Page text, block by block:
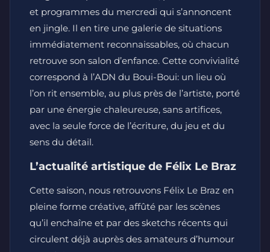
et programmes du mercredi qui s’annoncent
en jingle. Il en tire une galerie de situations
immédiatement reconnaissables, où chacun
retrouve son salon d’enfance. Cette convivialité
correspond à l’ADN du Boui-Boui: un lieu où
l’on rit ensemble, au plus près de l’artiste, porté
par une énergie chaleureuse, sans artifices,
avec la seule force de l’écriture, du jeu et du
sens du détail.
L’actualité artistique de Félix Le Braz
Cette saison, nous retrouvons Félix Le Braz en
pleine forme créative, affûté par les scènes
qu’il enchaîne et par des sketchs récents qui
circulent déjà auprès des amateurs d’humour